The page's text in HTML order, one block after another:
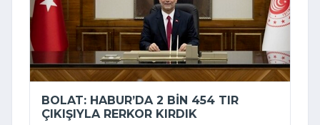
BOLAT: HABUR’DA 2 BIN 454 TIR
ÇIKIŞIYLA RERKOR KIRDIK